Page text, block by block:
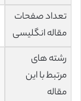
تعداد صفحات
مقاله انگلیسی
رشته های
مرتبط با این
مقاله